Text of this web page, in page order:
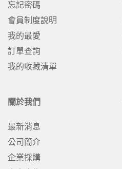
忘記密碼
會員制度說明
我的最愛
訂單查詢
我的收藏清單
關於我們
最新消息
公司簡介
企業採購